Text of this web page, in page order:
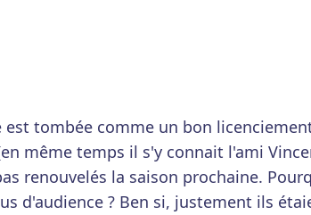
est tombée comme un bon
même temps il s'y connait l'ami
renouvelés la saison prochaine.
d'audience ? Ben si, justement ils